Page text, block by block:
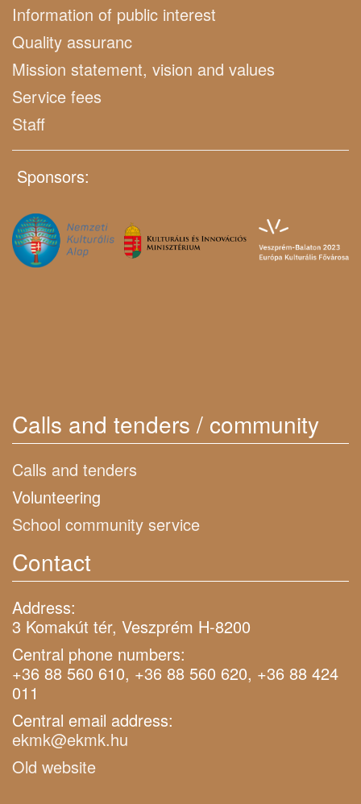
Information of public interest
Quality assuranc
Mission statement, vision and values
Service fees
Staff
Sponsors:
Calls and tenders / community
Calls and tenders
Volunteering
School community service
Contact
Address:
3 Komakút tér, Veszprém H-8200
Central phone numbers:
+36 88 560 610, +36 88 560 620, +36 88 424
011
Central email address:
ekmk@ekmk.hu
Old website